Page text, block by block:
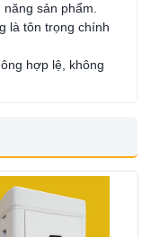
sản phẩm.
là tôn trọng chính
hợp lệ, không